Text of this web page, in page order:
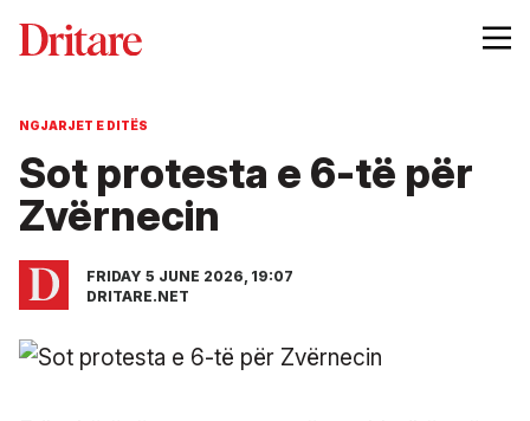
NGJARJET E DITËS
Sot protesta e 6-të për
Zvërnecin
FRIDAY 5 JUNE 2026, 19:07
DRITARE.NET